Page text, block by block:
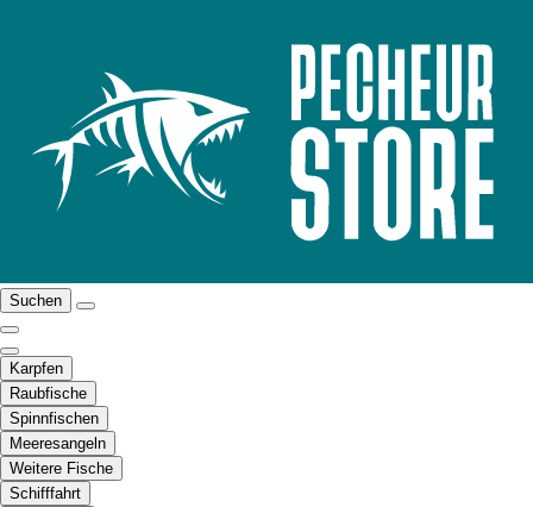
Suchen
Karpfen
Raubfische
Spinnfischen
Meeresangeln
Weitere Fische
Schifffahrt